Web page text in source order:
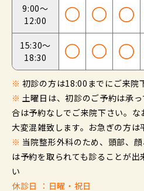
9:00～
12:00
15:30～
18:30
※ 初診の方は18:00までにご来院
※ 土曜日は、初診のご予約は承
合は予約なしでご来院下さい。
大変混雑致します。お急ぎの方
※ 当院整形外科のため、頭部、
は予約を取られても診ることが
い
休診日 ：日曜・祝日